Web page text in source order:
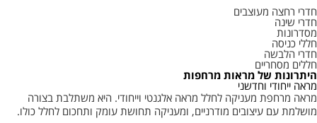
חדרי רחצה מעוצבים
חדרי שינה
מסדרונות
חללי כניסה
חדרי הלבשה
חללים מסחריים
היתרונות של מראות מרחפות
מראה ייחודי וחדשני
מראה מרחפת מעניקה לחלל מראה אלגנטי וייחודי. היא משתלבת בצורה
מושלמת עם עיצובים מודרניים, ומעניקה תחושת עומק ותחכום לחלל כולו.